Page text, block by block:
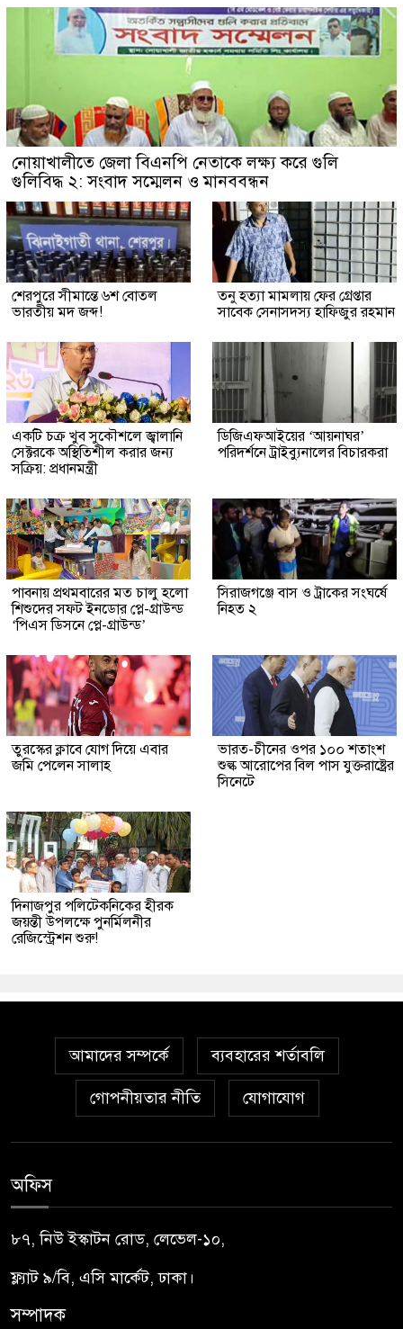
নোয়াখালীতে জেলা বিএনপি নেতাকে লক্ষ্য করে গুলি
গুলিবিদ্ধ ২: সংবাদ সম্মেলন ও মানববন্ধন
শেরপুরে সীমান্তে ৬শ বোতল
ভারতীয় মদ জব্দ!
তনু হত্যা মামলায় ফের গ্রেপ্তার
সাবেক সেনাসদস্য হাফিজুর রহমান
একটি চক্র খুব সুকৌশলে জ্বালানি
সেক্টরকে অস্থিতিশীল করার জন্য
সক্রিয়: প্রধানমন্ত্রী
ডিজিএফআইয়ের ‘আয়নাঘর’
পরিদর্শনে ট্রাইব্যুনালের বিচারকরা
পাবনায় প্রথমবারের মত চালু হলো
শিশুদের সফট ইনডোর প্লে-গ্রাউন্ড
‘পিএস ডিসনে প্লে-গ্রাউন্ড’
সিরাজগঞ্জে বাস ও ট্রাকের সংঘর্ষে
নিহত ২
তুরস্কের ক্লাবে যোগ দিয়ে এবার
জমি পেলেন সালাহ
ভারত-চীনের ওপর ১০০ শতাংশ
শুল্ক আরোপের বিল পাস যুক্তরাষ্ট্রের
সিনেটে
দিনাজপুর পলিটেকনিকের হীরক
জয়ন্তী উপলক্ষে পুনর্মিলনীর
রেজিস্ট্রেশন শুরু!
আমাদের সম্পর্কে ব্যবহারের শর্তাবলি
গোপনীয়তার নীতি যোগাযোগ
অফিস
৮৭, নিউ ইস্কাটন রোড, লেভেল-১০,
ফ্ল্যাট ৯/বি, এসি মার্কেট, ঢাকা।
সম্পাদক